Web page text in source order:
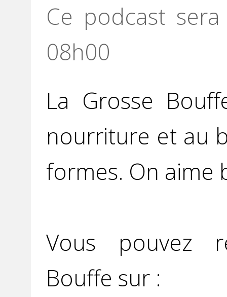
Ce podcast
08h00
La Grosse
nourriture et au
formes. On aime
Vous pouvez
Bouffe sur :